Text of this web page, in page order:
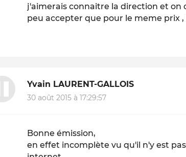
j'aimerais connaitre la direction et on
peu accepter que pour le meme prix
Yvain LAURENT-GALLOIS
30 août 2015 à 17:29:57
Bonne émission,
en effet incomplète vu qu'il n'y est